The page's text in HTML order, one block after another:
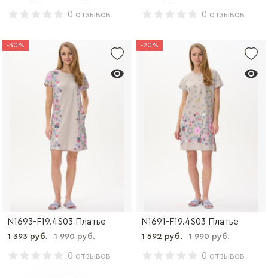
0 отзывов 0 отзывов
-30%
N1693-F19.4S03 Платье
1 393 руб. 1 990 руб.
0 отзывов
-20%
N1691-F19.4S03 Платье
1 592 руб. 1 990 руб.
0 отзывов